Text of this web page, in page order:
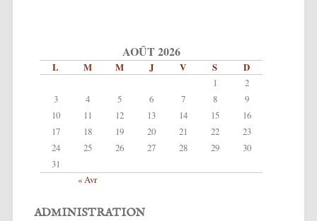
AOÛT 2026
L M M J V S D
« Avr
1
2
3
4 5 6 7 8
9
10
11 12 13 14 15
16
17
18 19 20 21 22
23
24
25 26 27 28 29
30
31
ADMINISTRATION